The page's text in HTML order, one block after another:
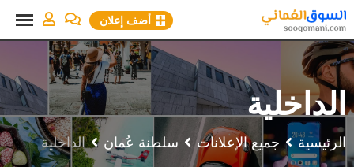
انتقل
إلى
المحتوى
أضف إعلان
الداخلية
الرئيسية جميع الإعلانات سلطنة عُمان الداخلية